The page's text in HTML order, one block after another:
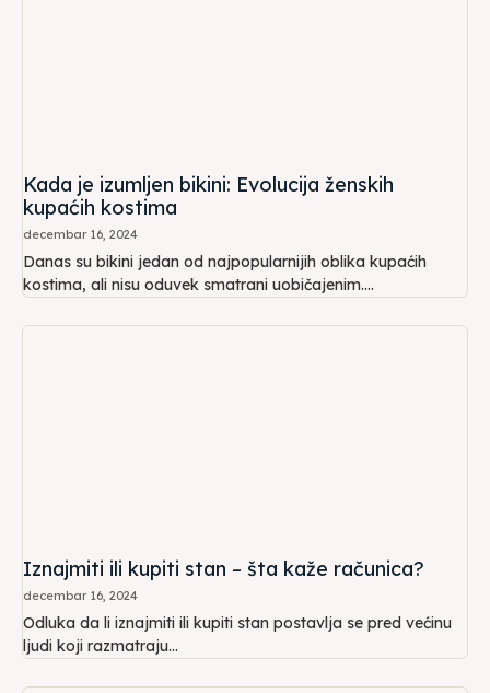
Kada je izumljen bikini: Evolucija ženskih
kupaćih kostima
decembar 16, 2024
Danas su bikini jedan od najpopularnijih oblika kupaćih
kostima, ali nisu oduvek smatrani uobičajenim....
Iznajmiti ili kupiti stan – šta kaže računica?
decembar 16, 2024
Odluka da li iznajmiti ili kupiti stan postavlja se pred većinu
ljudi koji razmatraju...